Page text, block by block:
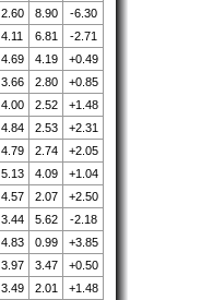
2.60 8.90
-6.30
4.11 6.81
-2.71
4.69 4.19
+0.49
3.66 2.80
+0.85
4.00 2.52
+1.48
4.84 2.53
+2.31
4.79 2.74
+2.05
5.13 4.09
+1.04
4.57 2.07
+2.50
3.44 5.62
-2.18
4.83 0.99
+3.85
3.97 3.47
+0.50
3.49 2.01
+1.48